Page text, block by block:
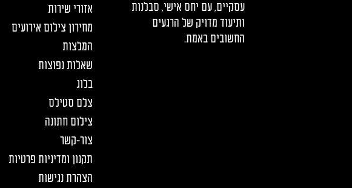
עסקיים, עם יחס אישי, סבלנות
ותיעוד מדויק של הרגעים
החשובים באמת.
אזורי שירות
מחירון צילום אירועים
המלצות
שאלות נפוצות
בלוג
צלם סטילס
צילום חתונה
צור-קשר
תקנון ומדיניות פרטיות
הצהרת נגישות